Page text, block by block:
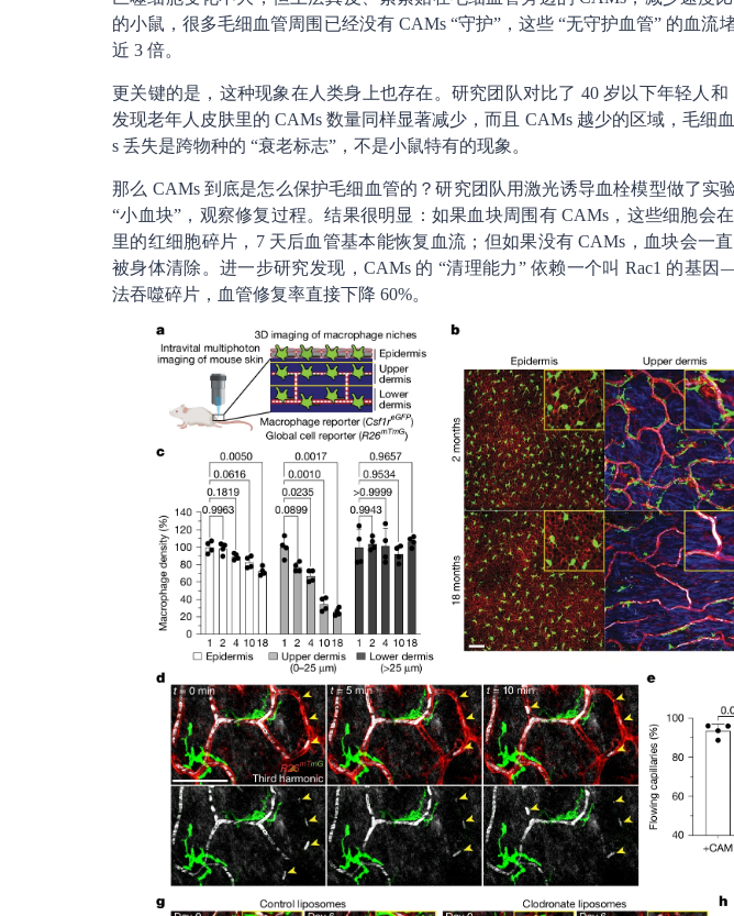
的小鼠，很多毛细血管周围已经没有 CAMs “守护”，这些 “无守护血管” 的血流
近 3 倍。
更关键的是，这种现象在人类身上也存在。研究团队对比了 40 岁以下年轻人和
发现老年人皮肤里的 CAMs 数量同样显著减少，而且 CAMs 越少的区域，毛细
s 丢失是跨物种的 “衰老标志”，不是小鼠特有的现象。
那么 CAMs 到底是怎么保护毛细血管的？研究团队用激光诱导血栓模型做了实
“小血块”，观察修复过程。结果很明显：如果血块周围有 CAMs，这些细胞会
里的红细胞碎片，7 天后血管基本能恢复血流；但如果没有 CAMs，血块会一
被身体清除。进一步研究发现，CAMs 的 “清理能力” 依赖一个叫 Rac1 的基
法吞噬碎片，血管修复率直接下降 60%。